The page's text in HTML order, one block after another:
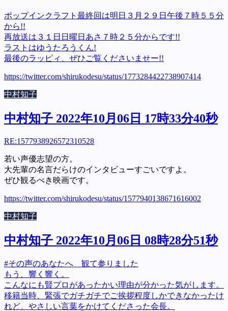
ポップインクラフト最終回は明日３月２９日午後７時５５分
から!!
再放送は３１日日曜日あさ７時２５分からです!!
ラストはゆうたろうくん!
最後のラッピィ、ぜひご覧くださいませー!!
https://twitter.com/shirukodesu/status/1773284422738907414
中村知子
中村知子 2022年10月06日 17時33分40秒
RE:1577938926572310528
若い声優志望の方。
大先輩の名言だらけのインタビューすごいですよ。
ぜひ観るべき映画です。
https://twitter.com/shirukodesu/status/1577940138671616002
中村知子
中村知子 2022年10月06日 08時28分51秒
#その声のあなたへ 観て参りました
もう、響く響く。
こんなにも賢プロがあったかい理由が分かった気がします。
移籍当時、緊張でガチガチでご挨拶程度しかできなかったけ
れど、やさしい言葉をかけてくださった会長。